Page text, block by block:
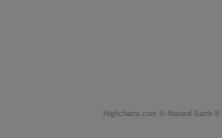
Highcharts.com © Natural Earth ©